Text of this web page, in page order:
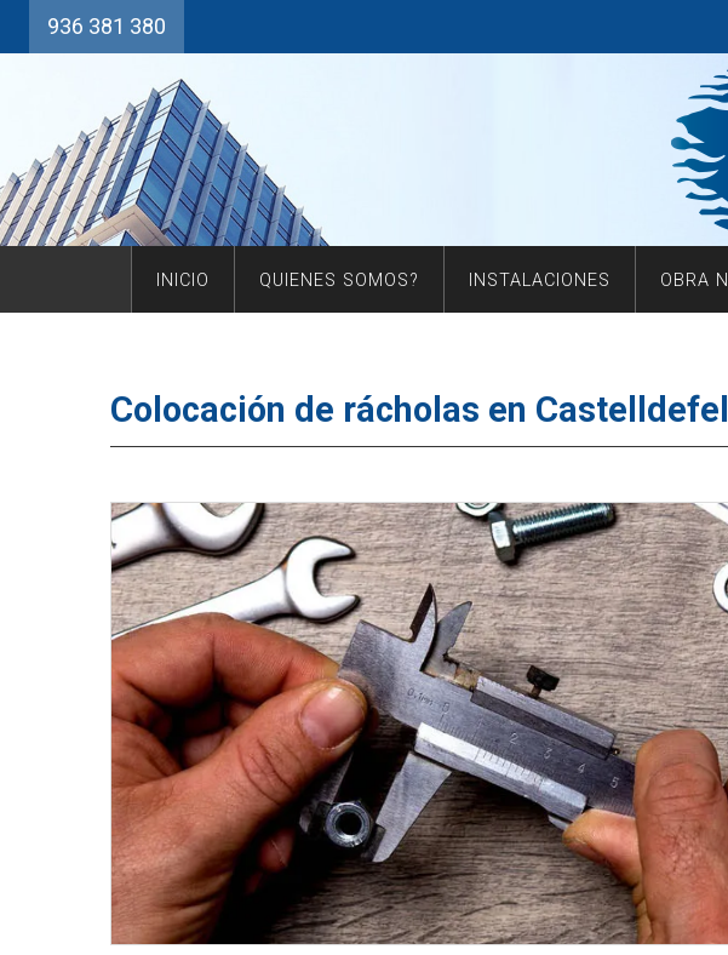
936 381 380
INICIO QUIENES SOMOS? INSTALACIONES OBRA
Colocación de rácholas en